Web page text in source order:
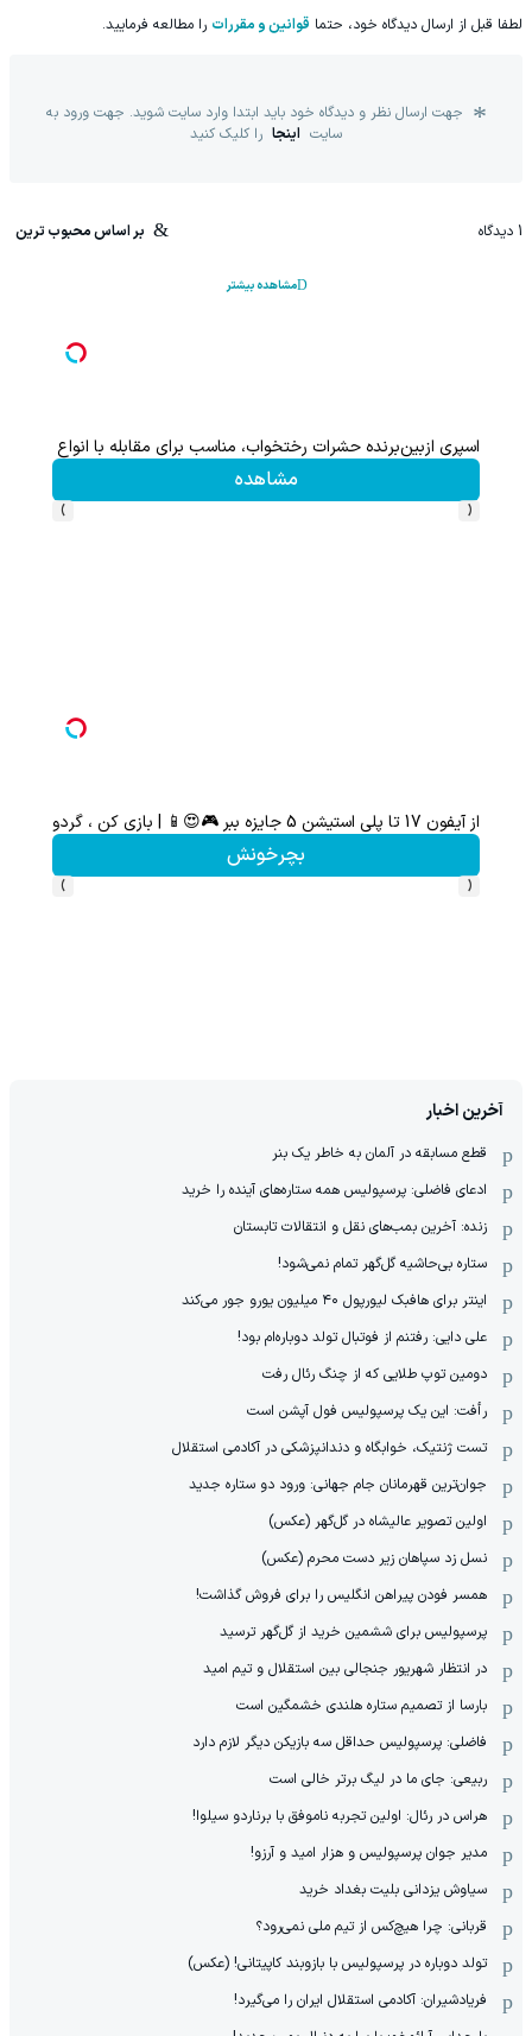
لطفا قبل از ارسال دیدگاه خود، حتما قوانین و مقررات را مطالعه فرمایید.
جهت ارسال نظر و دیدگاه خود باید ابتدا وارد سایت شوید. جهت ورود به
سایت اینجا را کلیک کنید
1 دیدگاه بر اساس محبوب ترین
مشاهده بیشتر
اسپری ازبین‌برنده حشرات رختخواب، مناسب برای مقابله با انواع ساس
مشاهده
‹
›
از آیفون 17 تا پلی استیشن 5 جایزه ببر 🎮😍📱 | بازی کن ، گردونه بچرخون
بچرخونش
‹
›
آخرین اخبار
قطع مسابقه در آلمان به خاطر یک بنر
ادعای فاضلی: پرسپولیس همه ستاره‌های آینده را خرید
زنده: آخرین بمب‌های نقل و انتقالات تابستان
ستاره بی‌حاشیه گل‌گهر تمام نمی‌شود!
اینتر برای هافبک لیورپول ۴۰ میلیون یورو جور می‌کند
علی دایی: رفتنم از فوتبال تولد دوباره‌ام بود!
دومین توپ طلایی که از چنگ رئال رفت
رأفت: این یک پرسپولیس فول آپشن است
تست ژنتیک، خوابگاه و دندانپزشکی در آکادمی استقلال
جوان‌ترین قهرمانان جام جهانی: ورود دو ستاره جدید
اولین تصویر عالیشاه در گل‌گهر (عکس)
نسل زد سپاهان زیر دست محرم (عکس)
همسر فودن پیراهن انگلیس را برای فروش گذاشت!
پرسپولیس برای ششمین خرید از گل‌گهر ترسید
در انتظار شهریور جنجالی بین استقلال و تیم امید
بارسا از تصمیم ستاره هلندی خشمگین است
فاضلی: پرسپولیس حداقل سه بازیکن دیگر لازم دارد
ربیعی: جای ما در لیگ برتر خالی است
هراس در رئال: اولین تجربه ناموفق با برناردو سیلوا!
مدیر جوان پرسپولیس و هزار امید و آرزو!
سیاوش یزدانی بلیت بغداد خرید
قربانی: چرا هیچ‌کس از تیم ملی نمی‌رود؟
تولد دوباره در پرسپولیس با بازوبند کاپیتانی! (عکس)
فریادشیران: آکادمی استقلال ایران را می‌گیرد!